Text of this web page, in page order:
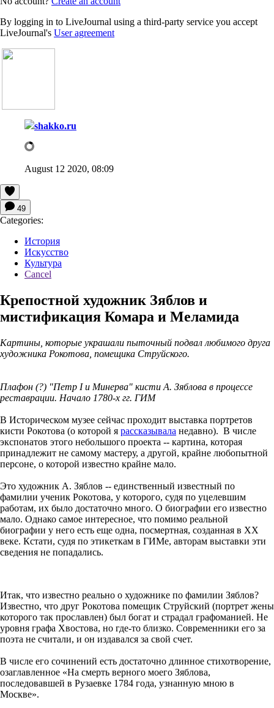
By logging in to LiveJournal using a third-party service you accept
LiveJournal's User agreement
shakko.ru
August 12 2020, 08:09
49
Categories:
История
Искусство
Культура
Cancel
Крепостной художник Зяблов и
мистификация Комара и Меламида
Картины, которые украшали пыточный подвал любимого друга
художника Рокотова, помещика Струйского.
Плафон (?) "Петр I и Минерва" кисти А. Зяблова в процессе
реставрации. Начало 1780-х гг. ГИМ
В Историческом музее сейчас проходит выставка портретов
кисти Рокотова (о которой я рассказывала недавно). В числе
экспонатов этого небольшого проекта -- картина, которая
принадлежит не самому мастеру, а другой, крайне любопытной
персоне, о которой известно крайне мало.
Это художник А. Зяблов -- единственный известный по
фамилии ученик Рокотова, у которого, судя по уцелевшим
работам, их было достаточно много. О биографии его известно
мало. Однако самое интересное, что помимо реальной
биографии у него есть еще одна, посмертная, созданная в ХХ
веке. Кстати, судя по этикеткам в ГИМе, авторам выставки эти
сведения не попадались.
Итак, что известно реально о художнике по фамилии Зяблов?
Известно, что друг Рокотова помещик Струйский (портрет жены
которого так прославлен) был богат и страдал графоманией. Не
уровня графа Хвостова, но где-то близко. Современники его за
поэта не считали, и он издавался за свой счет.
В числе его сочинений есть достаточно длинное стихотворение,
озаглавленное «На смерть верного моего Зяблова,
последовавшей в Рузаевке 1784 года, узнанную мною в
Москве».